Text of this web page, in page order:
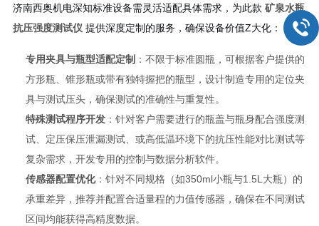
济南西奥机电深知标准设备需灵活适配具体需求，为此款 矿泉水瓶
抗压强度测试仪提供深度定制的服务，确保设备价值Z大化：
专用夹具与瓶型适配定制 ：不限于标准圆瓶，可根据客户提供的
方形瓶、锥形瓶或带有独特握把的瓶型，设计制造专用的定位夹
具与测试压头，确保测试的准确性与重复性。
特殊测试程序开发：针对客户需要进行的瓶盖与瓶身配合强度测
试、定压保压泄漏测试、或高低温环境下的抗压性能对比测试等
复杂需求，开发专用的控制与数据分析软件。
传感器配置优化：针对不同规格（如350ml小瓶与1.5L大瓶）的
承重差异，推荐并配置合适量程的力值传感器，确保在不同测试
区间均能获得高精度数据。